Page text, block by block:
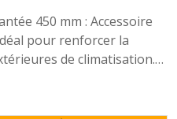
450 mm : Accessoire
pour renforcer la
de climatisation.